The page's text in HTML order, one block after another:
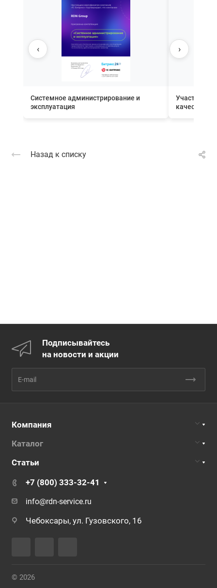
Системное администрирование и
эксплуатация
Участник
качества
‹ ›
Назад к списку
Подписывайтесь
на новости и акции
Компания
Каталог
Статьи
+7 (800) 333-32-41
info@rdn-service.ru
Чебоксары, ул. Гузовского, 16
© 2026